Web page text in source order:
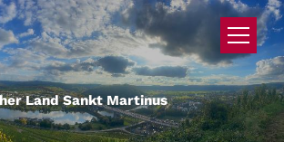
Land Sankt Martinus